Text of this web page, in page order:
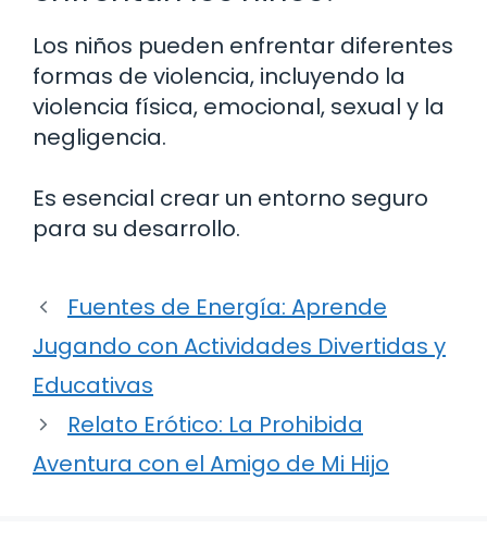
Los niños pueden enfrentar diferentes
formas de violencia, incluyendo la
violencia física, emocional, sexual y la
negligencia.
Es esencial crear un entorno seguro
para su desarrollo.
Fuentes de Energía: Aprende
Jugando con Actividades Divertidas y
Educativas
Relato Erótico: La Prohibida
Aventura con el Amigo de Mi Hijo